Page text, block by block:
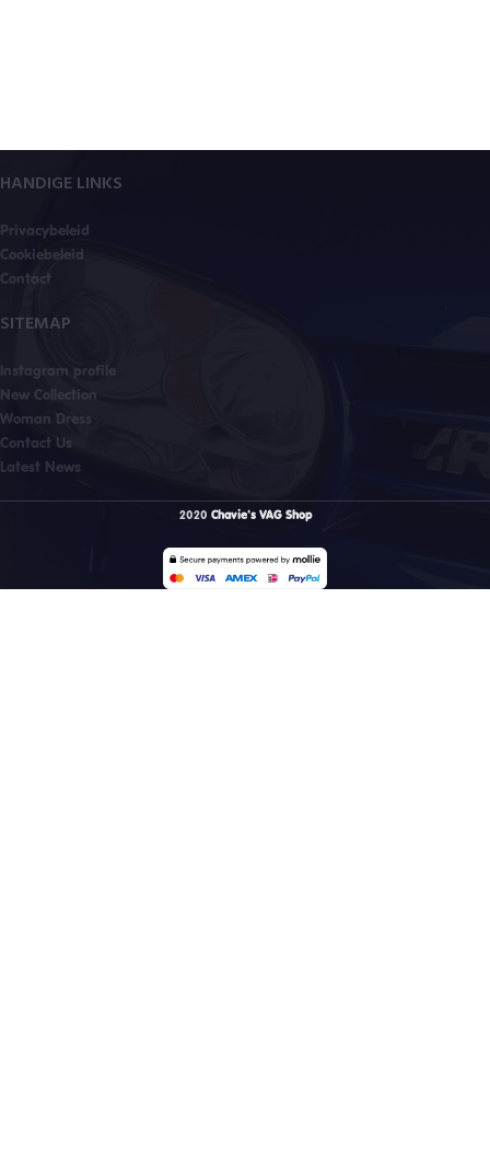
HANDIGE LINKS
Privacybeleid
Cookiebeleid
Contact
SITEMAP
Instagram profile
New Collection
Woman Dress
Contact Us
Latest News
2020 Chavie's VAG Shop